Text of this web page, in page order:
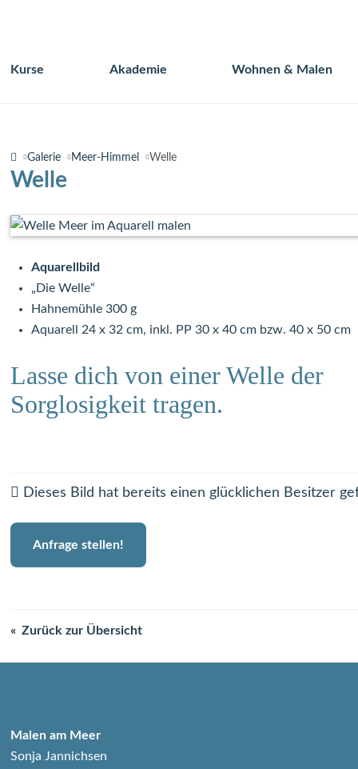
Navigation
Kurse Akademie Wohnen & Malen
Galerie Meer-Himmel Welle
Welle
Aquarellbild
„Die Welle“
Hahnemühle 300 g
Aquarell 24 x 32 cm, inkl. PP 30 x 40 cm bzw. 40 x 50 cm
Lasse dich von einer Welle der
Sorglosigkeit tragen.
Dieses Bild hat bereits einen glücklichen Besitzer
Anfrage stellen!
Zurück zur Übersicht
Malen am Meer
Sonja Jannichsen